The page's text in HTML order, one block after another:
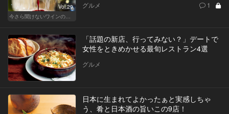
Vol.29
グルメ 1
「話題の新店、行ってみない？」デートで
女性をときめかせる最旬レストラン4選
グルメ
日本に生まれてよかったぁと実感しちゃ
う、肴と日本酒の旨いこの9店！